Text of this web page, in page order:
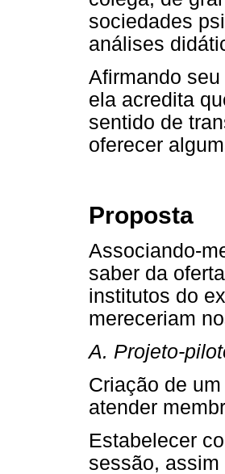
sociedades
análises
Afirmando
ela acredita
sentido de
oferecer
Proposta
Associando-
saber da
institutos do
mereceriam
A. Projeto-
Criação de
atender
Estabelecer
sessão,